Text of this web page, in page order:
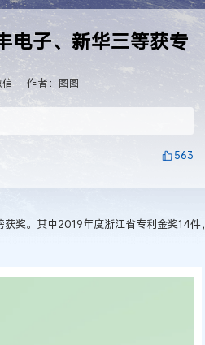
电子、新华三等获专
信 作者：图图
563
奖。其中2019年度浙江省专利金奖14件，